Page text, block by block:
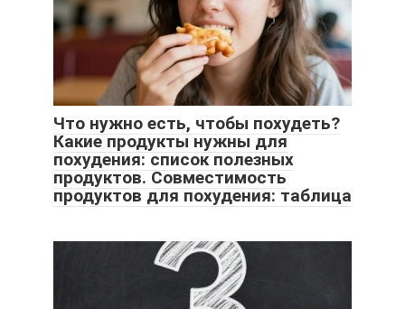
Что нужно есть, чтобы похудеть?
Какие продукты нужны для
похудения: список полезных
продуктов. Совместимость
продуктов для похудения: таблица